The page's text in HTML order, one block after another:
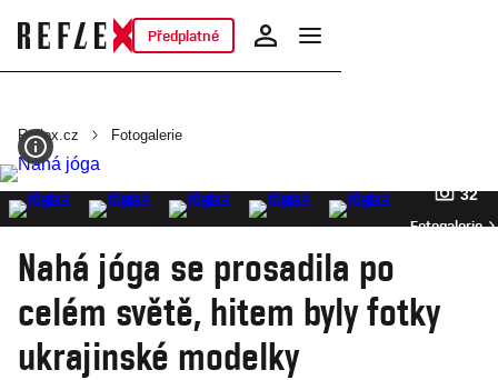
Předplatné
Reflex.cz Fotogalerie
32
Fotogalerie
Nahá jóga se prosadila po
celém světě, hitem byly fotky
ukrajinské modelky